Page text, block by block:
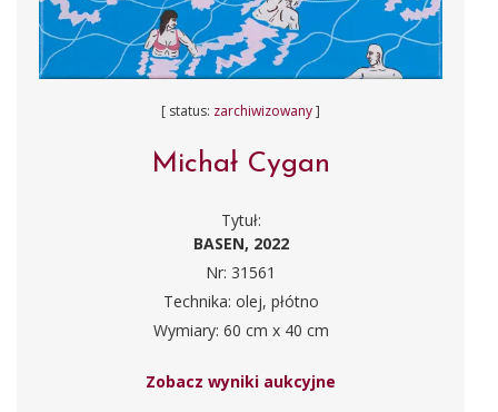
[ status: zarchiwizowany]
Michał Cygan
Tytuł:
BASEN, 2022
Nr: 31561
Technika: olej, płótno
Wymiary: 60 cm x 40 cm
Zobacz wyniki aukcyjne